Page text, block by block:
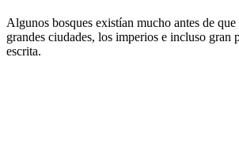
Algunos bosques existían mucho antes de que
grandes ciudades, los imperios e incluso gran
escrita.